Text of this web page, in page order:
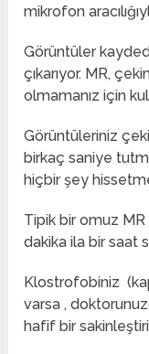
mikrofon
Görüntüler
çıkarıyor. MR,
olmamanız için
Görüntüleriniz
birkaç saniye
hiçbir şey
Tipik bir omuz MR
dakika ila bir saat
Klostrofobiniz
varsa ,
hafif bir